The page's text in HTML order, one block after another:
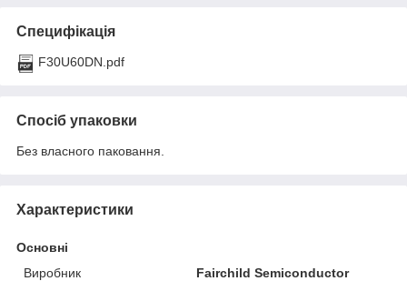
Специфікація
F30U60DN.pdf
Спосіб упаковки
Без власного паковання.
Характеристики
Основні
Виробник
Fairchild Semiconductor